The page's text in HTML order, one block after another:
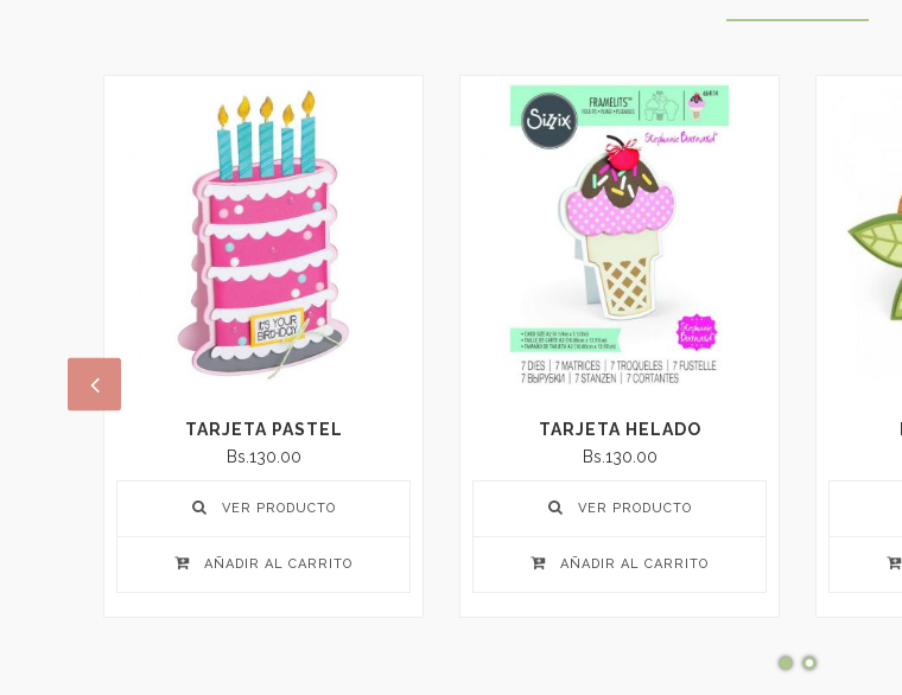
TARJETA PASTEL
Bs.130.00
VER PRODUCTO
AÑADIR AL CARRITO
TARJETA HELADO
Bs.130.00
VER PRODUCTO
AÑADIR AL CARRITO